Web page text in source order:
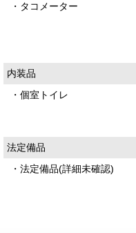
・タコメーター
内装品
・個室トイレ
法定備品
・法定備品(詳細未確認)